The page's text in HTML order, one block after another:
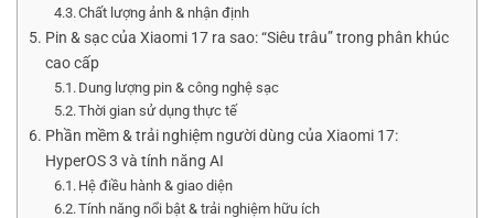
Chất lượng ảnh & nhận định
Pin & sạc của Xiaomi 17 ra sao: “Siêu trâu” trong phân khúc
cao cấp
Dung lượng pin & công nghệ sạc
Thời gian sử dụng thực tế
Phần mềm & trải nghiệm người dùng của Xiaomi 17:
HyperOS 3 và tính năng AI
Hệ điều hành & giao diện
Tính năng nổi bật & trải nghiệm hữu ích